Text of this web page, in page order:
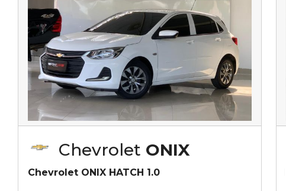
Chevrolet ONIX
Chevrolet ONIX HATCH 1.0